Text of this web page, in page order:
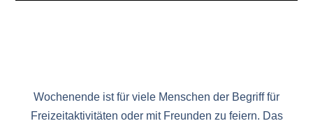
Wochenende ist für viele Menschen der Begriff für
Freizeitaktivitäten oder mit Freunden zu feiern. Das